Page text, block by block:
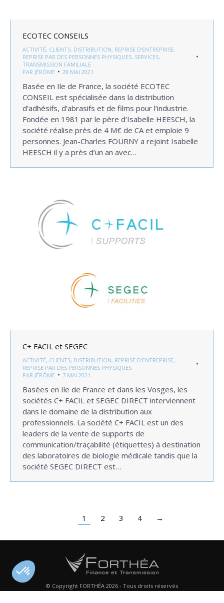
ECOTEC CONSEILS
ACTIVITÉ, CLIENTS, DISTRIBUTION, REPRISE D'ENTREPRISE,
REPRISE PAR DES PERSONNES PHYSIQUES, SERVICES,
TRANSMISSION FAMILIALE
PAR JÉRÔME 28 MAI 2021
Basée en Ile de France, la société ECOTEC
CONSEIL est spécialisée dans la distribution
d’adhésifs, d’abrasifs et de films pour l’industrie.
Fondée en 1981 par le père d’Isabelle HEESCH, la
société réalise près de 4 M€ de CA et emploie 9
personnes. Jean-Charles FOURNY a rejoint Isabelle
HEESCH il y a près d’un an avec…
C+ FACIL et SEGEC
ACTIVITÉ, CLIENTS, DISTRIBUTION, REPRISE D'ENTREPRISE,
REPRISE PAR DES PERSONNES PHYSIQUES
PAR JÉRÔME 7 MAI 2021
Basées en Ile de France et dans les Vosges, les
sociétés C+ FACIL et SEGEC DIRECT interviennent
dans le domaine de la distribution aux
professionnels. La société C+ FACIL est un des
leaders de la vente de supports de
communication/traçabilité (étiquettes) à destination
des laboratoires de biologie médicale tandis que la
société SEGEC DIRECT est…
1 2 3 4 →
© Copyright FORTHÉA 2026 - Tous droits réservés